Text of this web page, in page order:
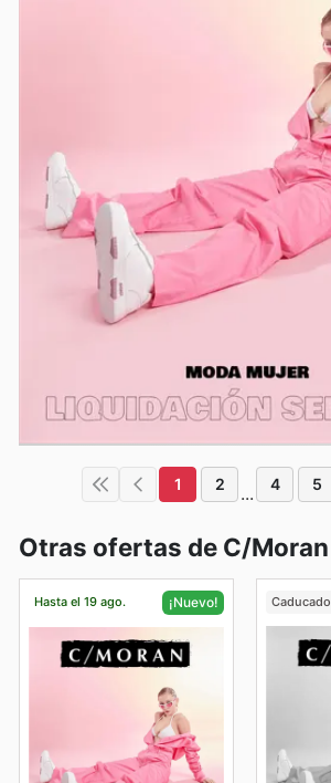
1 2 ... 4 5
Otras ofertas de C/Moran
Hasta el 19 ago. ¡Nuevo! Caducado